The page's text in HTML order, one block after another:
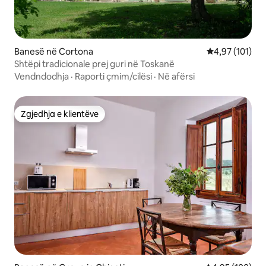
Banesë në Cortona Vlerësimi
4,97 (101)
Shtëpi tradicionale prej guri në Toskanë
Vendndodhja · Raporti çmim/cilësi · Në afërsi
Zgjedhja e klientëve
Zgjedhja e klientëve